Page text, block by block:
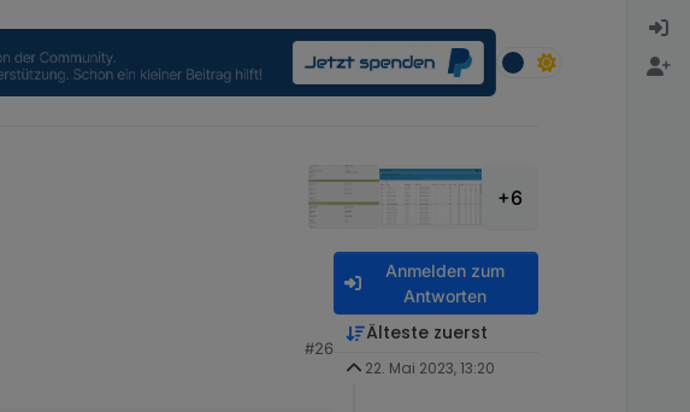
+6
#26
Anmelden zum
Antworten
Älteste zuerst
22. Mai 2023, 13:20